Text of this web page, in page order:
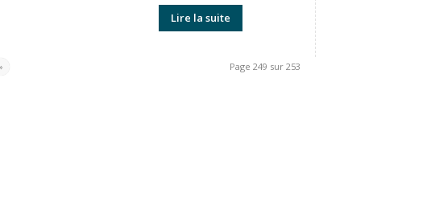
Lire la suite
Page 249 sur 253
»